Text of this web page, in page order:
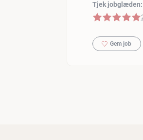
Tjek jobglæden:
5 af 5 stjerner
Gem job